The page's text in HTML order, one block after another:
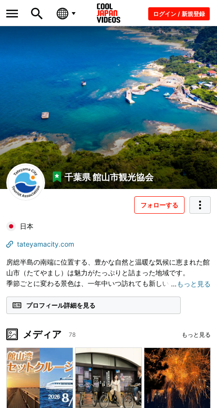
ログイン / 新規登録
千葉県 館山市観光協会
フォローする
日本
tateyamacity.com
房総半島の南端に位置する、豊かな自然と温暖な気候に恵まれた館
山市（たてやまし）は魅力がたっぷりと詰まった地域です。
季節ごとに変わる景色は、一年中いつ訪れても新しい発見と感動を
クールジャパンビデオのアカウントでは館山市の魅力ある観光スポ
ットの情報やおすすめ情報などをたっぷりとご紹介します。
…もっと見る
プロフィール詳細を見る
メディア 78 もっと見る